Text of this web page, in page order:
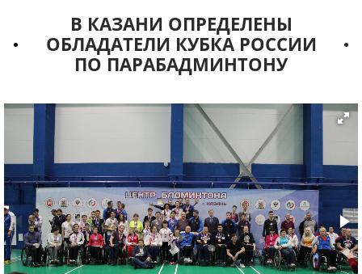
В КАЗАНИ ОПРЕДЕЛЕНЫ
ОБЛАДАТЕЛИ КУБКА РОССИИ
ПО ПАРАБАДМИНТОНУ